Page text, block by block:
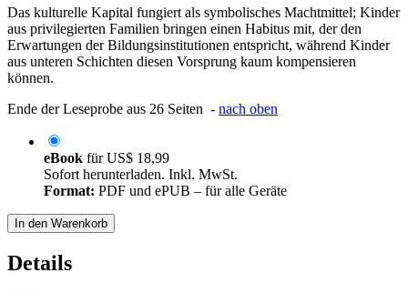
Das kulturelle Kapital fungiert als symbolisches Machtmittel; Kinder
aus privilegierten Familien bringen einen Habitus mit, der den
Erwartungen der Bildungsinstitutionen entspricht, während Kinder
aus unteren Schichten diesen Vorsprung kaum kompensieren
können.
Ende der Leseprobe aus 26 Seiten - nach oben
eBook fürUS$ 18,99
Sofort herunterladen. Inkl. MwSt.
Format: PDF und ePUB – für alle Geräte
In den Warenkorb
Details